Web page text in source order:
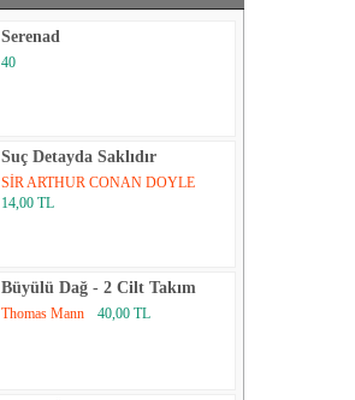
Serenad
40
Suç Detayda Saklıdır
SİR ARTHUR CONAN DOYLE
14,00 TL
Büyülü Dağ - 2 Cilt Takım
Thomas Mann 40,00 TL